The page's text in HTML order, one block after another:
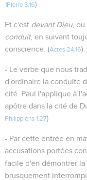
1Pierre 3.16)
Et c'est devant Dieu, ou
conduit, en suivant
conscience. (Actes 24.16)
- Le verbe que nous
d'ordinaire la conduite
cité. Paul l'applique à
apôtre dans la cité de
Philippiens 1.27)
- Par cette entrée en
accusations portées
facile d'en démontrer
brusquement